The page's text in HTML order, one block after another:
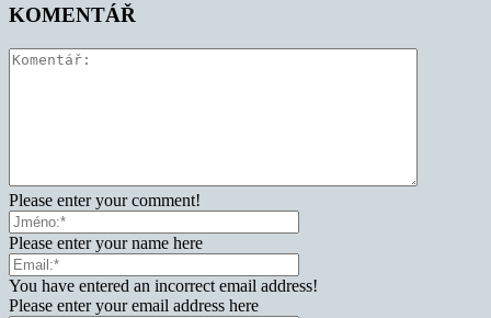
KOMENTÁŘ
Please enter your comment!
Please enter your name here
You have entered an incorrect email address!
Please enter your email address here